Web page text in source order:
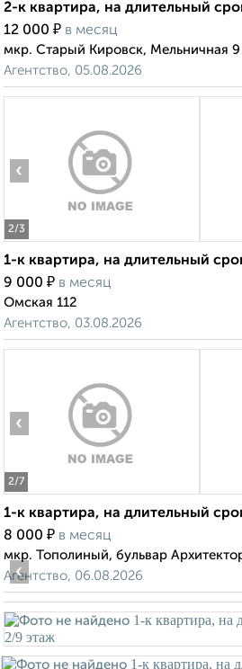
2-к квартира, на длительный
12 000 ₽ в месяц
мкр. Старый Кировск, Мельничная 9
Агентство, 05.08.2026
2/3
‹
1-к квартира, на длительный
9 000 ₽ в месяц
Омская 112
Агентство, 03.08.2026
2/7
‹
1-к квартира, на длительный
8 000 ₽ в месяц
мкр. Тополиный, бульвар
Агентство, 06.08.2026
‹